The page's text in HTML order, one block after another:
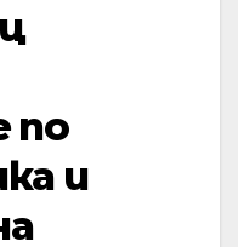
по
и